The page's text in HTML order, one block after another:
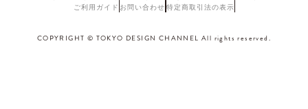
ご利用ガイド お問い合わせ 特定商取引法の表示
COPYRIGHT © TOKYO DESIGN CHANNEL All rights reserved.